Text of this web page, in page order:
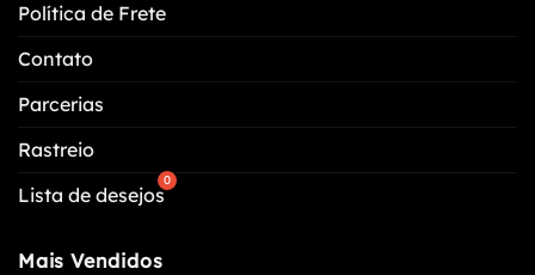
Política de Frete
Contato
Parcerias
Rastreio
Lista de desejos
Mais Vendidos